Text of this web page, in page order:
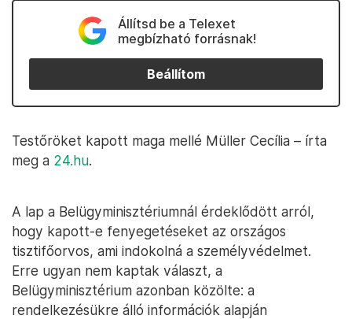
Állítsd be a Telexet
megbízható forrásnak!
Beállítom
Testőröket kapott maga mellé Müller Cecília – írta
meg a 24.hu.
A lap a Belügyminisztériumnál érdeklődött arról,
hogy kapott-e fenyegetéseket az országos
tisztifőorvos, ami indokolná a személyvédelmet.
Erre ugyan nem kaptak választ, a
Belügyminisztérium azonban közölte: a
rendelkezésükre álló információk alapján